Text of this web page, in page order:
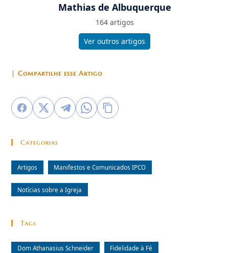
Mathias de Albuquerque
164 artigos
Ver outros artigos
| Compartilhe esse Artigo
Categorias
Artigos Manifestos e Comunicados IPCO
Notícias sobre a Igreja
Tags
Dom Athanasius Schneider Fidelidade à Fé